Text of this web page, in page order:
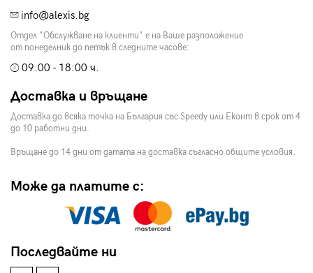
info@alexis.bg
Отдел "Обслужване на клиенти" е на Ваше разположение
от понеделник до петък в следните часове:
09:00 - 18:00 ч.
Доставка и връщане
Доставка до всяка точка на България със Speedy или Еконт в срок от 4
до 10 работни дни.
Връщане до 14 дни от датата на доставка съгласно общите условия.
Може да платите с:
Последвайте ни